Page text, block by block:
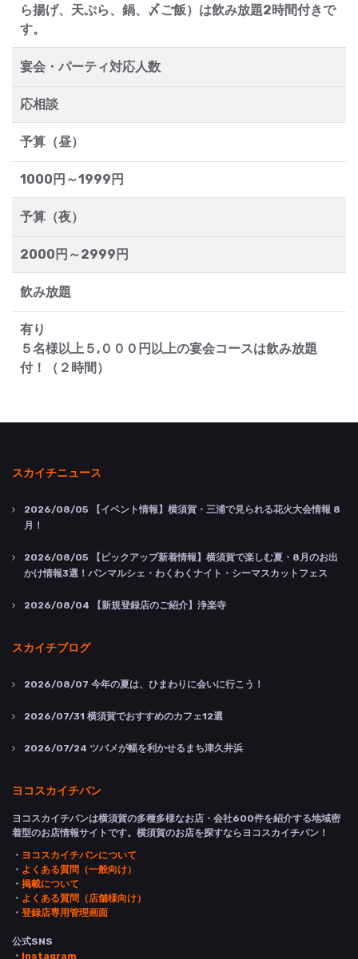
ら揚げ、天ぷら、鍋、〆ご飯）は飲み放題2時間付きで
す。
宴会・パーティ対応人数
応相談
予算（昼）
1000円～1999円
予算（夜）
2000円～2999円
飲み放題
有り
５名様以上５,０００円以上の宴会コースは飲み放題
付！（２時間）
スカイチニュース
2026/08/05 【イベント情報】横須賀・三浦で見られる花火大会情報 8
月！
2026/08/05 【ピックアップ新着情報】横須賀で楽しむ夏・8月のお出
かけ情報3選！パンマルシェ・わくわくナイト・シーマスカットフェス
2026/08/04 【新規登録店のご紹介】浄楽寺
スカイチブログ
2026/08/07 今年の夏は、ひまわりに会いに行こう！
2026/07/31 横須賀でおすすめのカフェ12選
2026/07/24 ツバメが幅を利かせるまち津久井浜
ヨコスカイチバン
ヨコスカイチバンは横須賀の多種多様なお店・会社600件を紹介する地域密
着型のお店情報サイトです。横須賀のお店を探すならヨコスカイチバン！
・ ヨコスカイチバンについて
・ よくある質問（一般向け）
・ 掲載について
・ よくある質問（店舗様向け）
・ 登録店専用管理画面
公式SNS
・ Instagram